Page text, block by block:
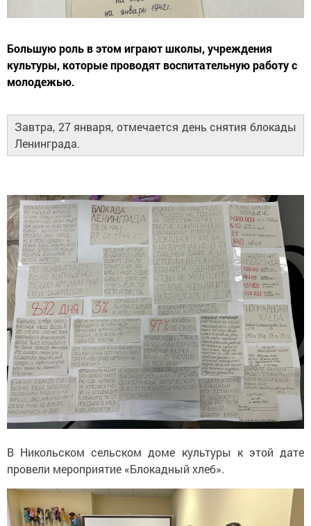
Большую роль в этом играют школы, учреждения
культуры, которые проводят воспитательную работу с
молодежью.
Завтра, 27 января, отмечается день снятия блокады
Ленинграда.
В Никольском сельском доме культуры к этой дате
провели мероприятие «Блокадный хлеб».